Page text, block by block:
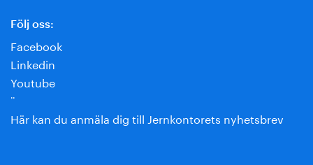
Följ oss:
Facebook
Linkedin
Youtube
¨
Här kan du anmäla dig till Jernkontorets nyhetsbrev